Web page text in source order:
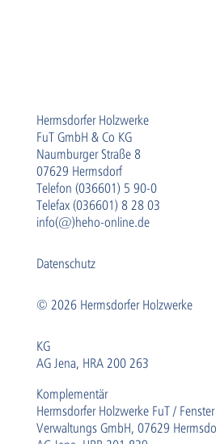
Hermsdorfer Holzwerke
FuT GmbH & Co KG
Naumburger Straße 8
07629 Hermsdorf
Telefon (036601) 5 90-0
Telefax (036601) 8 28 03
info(@)heho-online.de
Datenschutz
© 2026 Hermsdorfer Holzwerke
KG
AG Jena, HRA 200 263
Komplementär
Hermsdorfer Holzwerke FuT /
Verwaltungs GmbH, 07629